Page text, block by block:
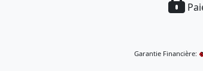
Garantie Financière: